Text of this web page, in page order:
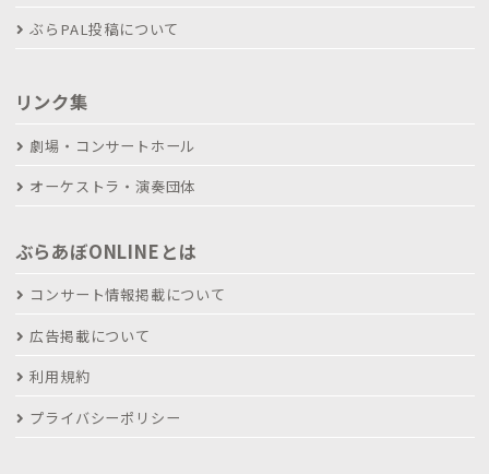
ぶらPAL投稿について
リンク集
劇場・コンサートホール
オーケストラ・演奏団体
ぶらあぼONLINEとは
コンサート情報掲載について
広告掲載について
利用規約
プライバシーポリシー